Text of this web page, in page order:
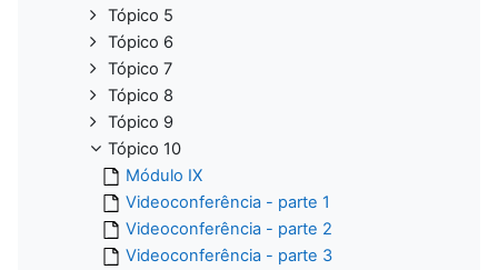
Tópico 5
Tópico 6
Tópico 7
Tópico 8
Tópico 9
Tópico 10
Módulo IX
Videoconferência - parte 1
Videoconferência - parte 2
Videoconferência - parte 3